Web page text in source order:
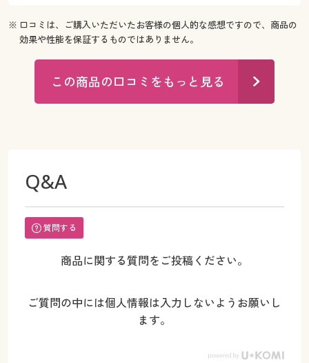
※ 口コミは、ご購入いただいたお客様の個人的な感想ですので、商品の
効果や性能を保証するものではありません。
この商品の口コミをもっと見る
Q&A
質問する
商品に関する質問をご投稿ください。
ご質問の中には個人情報は入力しないようお願いし
ます。